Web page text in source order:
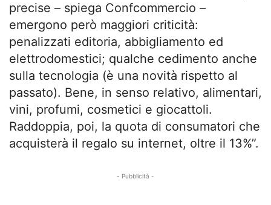
precise – spiega Confcommercio –
emergono però maggiori criticità:
penalizzati editoria, abbigliamento ed
elettrodomestici; qualche cedimento anche
sulla tecnologia (è una novità rispetto al
passato). Bene, in senso relativo, alimentari,
vini, profumi, cosmetici e giocattoli.
Raddoppia, poi, la quota di consumatori che
acquisterà il regalo su internet, oltre il 13%”.
- Pubblicità -